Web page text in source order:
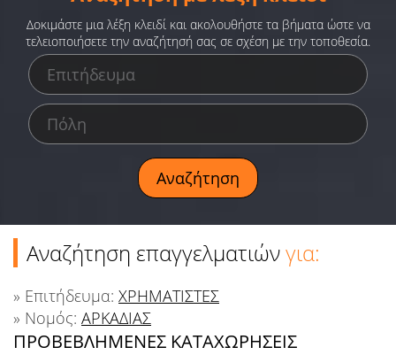
Ειδήσεις
Παιχνίδια
Ραδιόφωνο
Ταινίες
Δοκιμάστε μια λέξη κλειδί και ακολουθήστε τα βήματα ώστε να
τελειοποιήσετε την αναζήτησή σας σε σχέση με την τοποθεσία.
Αναζήτηση επαγγελματιώνγια:
» Επιτήδευμα: ΧΡΗΜΑΤΙΣΤΕΣ
» Νομός: ΑΡΚΑΔΙΑΣ
ΠΡΟΒΕΒΛΗΜΕΝΕΣ ΚΑΤΑΧΩΡΗΣΕΙΣ